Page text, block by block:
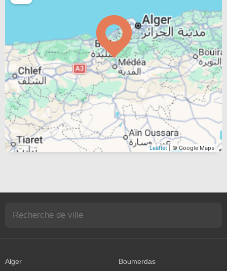
Leaflet| © Google Maps
Alger Boumerdas